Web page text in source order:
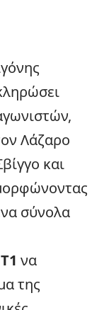
Λάζαρο
και
σύνολα
να
της